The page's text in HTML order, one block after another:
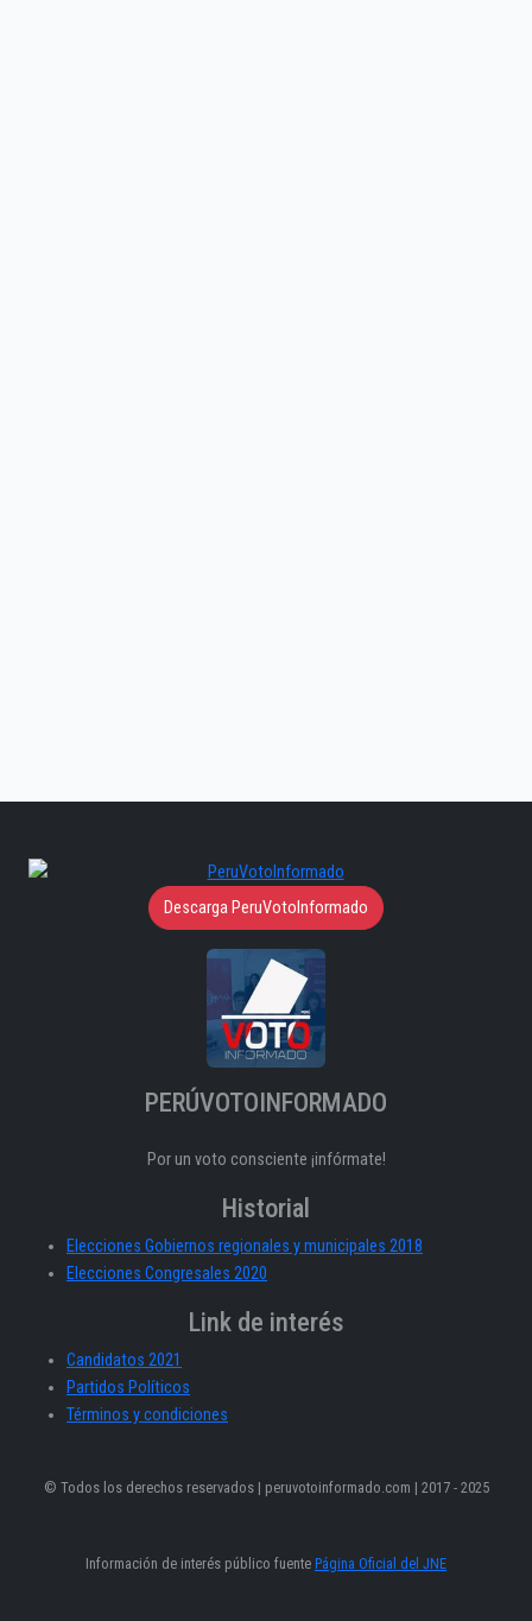
Descarga PeruVotoInformado
PERÚVOTOINFORMADO
Por un voto consciente ¡infórmate!
Historial
Elecciones Gobiernos regionales y municipales 2018
Elecciones Congresales 2020
Link de interés
Candidatos 2021
Partidos Políticos
Términos y condiciones
© Todos los derechos reservados | peruvotoinformado.com | 2017 - 2025
Información de interés público fuente Página Oficial del JNE